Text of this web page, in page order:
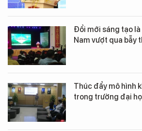
Đổi mới sáng tạo
Nam vượt qua bẫy
Thúc đẩy mô hình
trong trường đại